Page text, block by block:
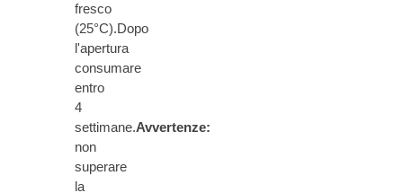
fresco
(25°C).Dopo
l'apertura
consumare
entro
4
settimane.Avvertenze:
non
superare
la